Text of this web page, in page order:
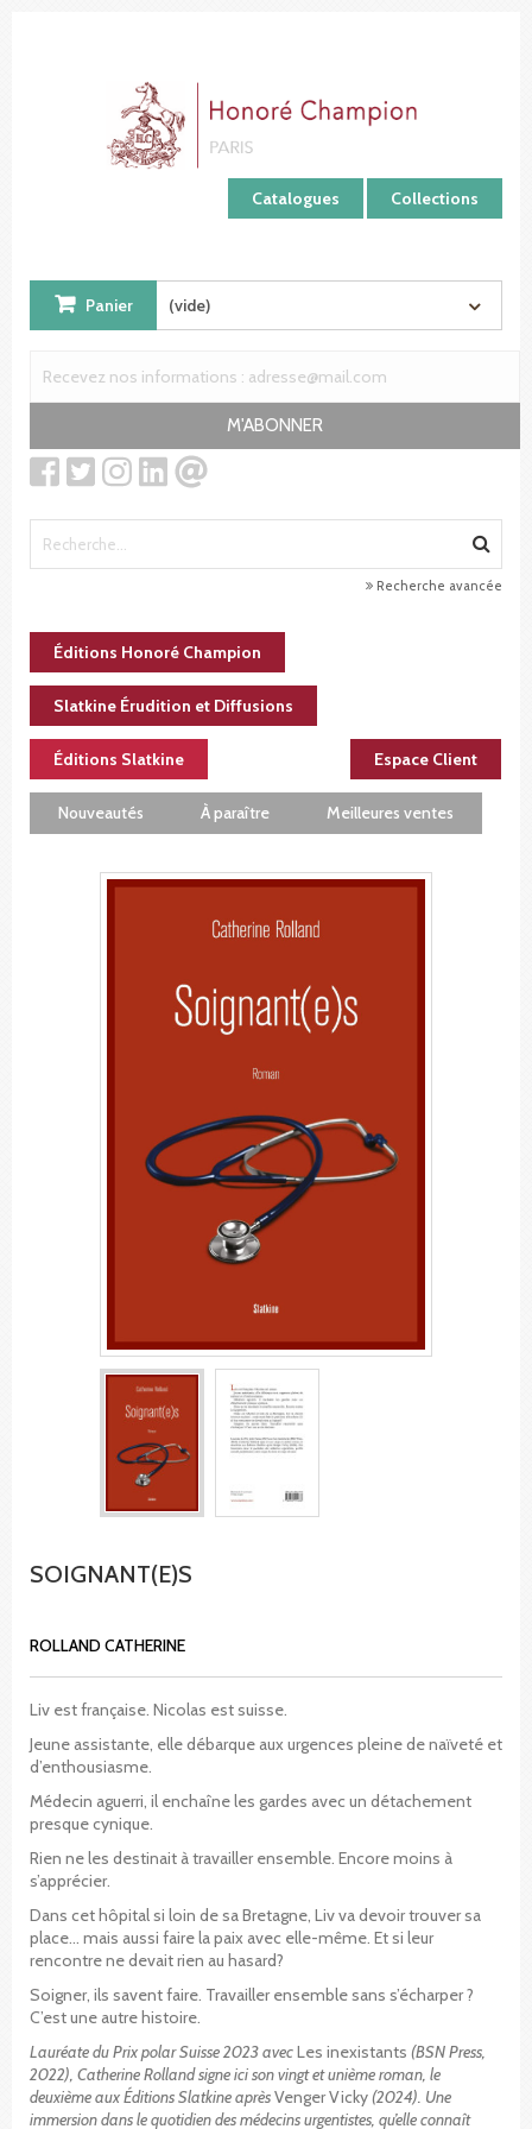
Catalogues Collections
Panier (vide)
M'ABONNER
Recherche avancée
Éditions Honoré Champion
Slatkine Érudition et Diffusions
Éditions Slatkine Espace Client
Nouveautés À paraître Meilleures ventes
SOIGNANT(E)S
ROLLAND CATHERINE
Liv est française. Nicolas est suisse.
Jeune assistante, elle débarque aux urgences pleine de naïveté et
d’enthousiasme.
Médecin aguerri, il enchaîne les gardes avec un détachement
presque cynique.
Rien ne les destinait à travailler ensemble. Encore moins à
s’apprécier.
Dans cet hôpital si loin de sa Bretagne, Liv va devoir trouver sa
place… mais aussi faire la paix avec elle-même. Et si leur
rencontre ne devait rien au hasard?
Soigner, ils savent faire. Travailler ensemble sans s’écharper ?
C’est une autre histoire.
Lauréate du Prix polar Suisse 2023 avecLes inexistants (BSN Press,
2022), Catherine Rolland signe ici son vingt et unième roman, le
deuxième aux Éditions Slatkine aprèsVenger Vicky(2024). Une
immersion dans le quotidien des médecins urgentistes, qu’elle connaît